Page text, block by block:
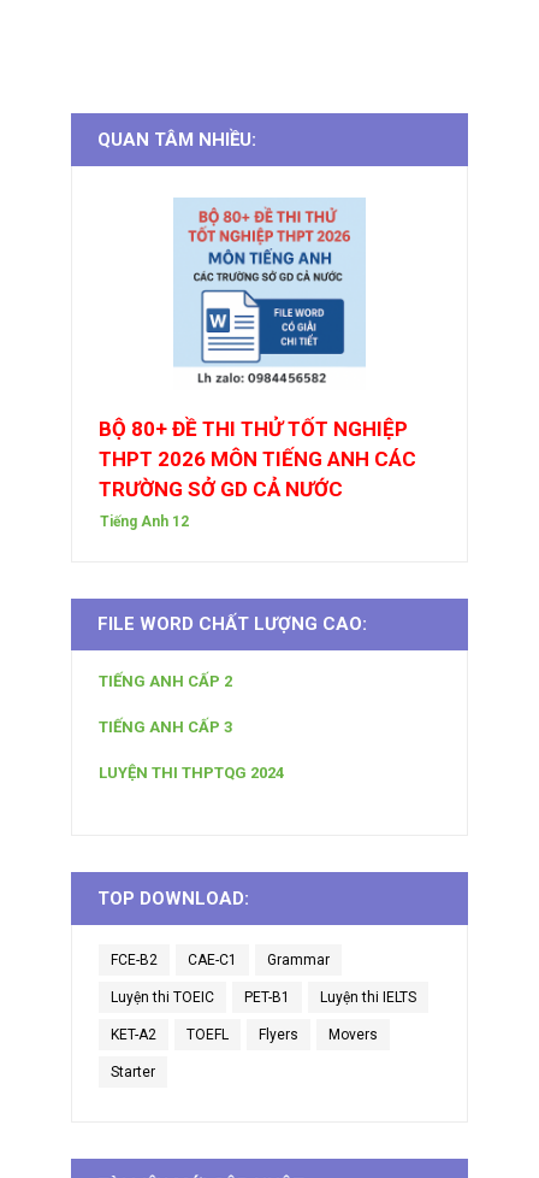
QUAN TÂM NHIỀU:
BỘ 80+ ĐỀ THI THỬ TỐT NGHIỆP
THPT 2026 MÔN TIẾNG ANH CÁC
TRƯỜNG SỞ GD CẢ NƯỚC
Tiếng Anh 12
FILE WORD CHẤT LƯỢNG CAO:
TIẾNG ANH CẤP 2
TIẾNG ANH CẤP 3
LUYỆN THI THPTQG 2024
TOP DOWNLOAD:
FCE-B2 CAE-C1 Grammar
Luyện thi TOEIC PET-B1 Luyện thi IELTS
KET-A2 TOEFL Flyers Movers
Starter